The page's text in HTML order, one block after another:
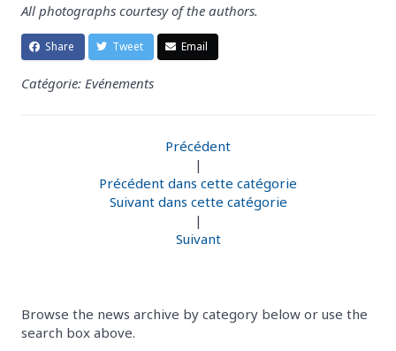
All photographs courtesy of the authors.
Share Tweet Email
Catégorie: Evénements
Précédent
|
Précédent dans cette catégorie
Suivant dans cette catégorie
|
Suivant
Browse the news archive by category below or use the
search box above.